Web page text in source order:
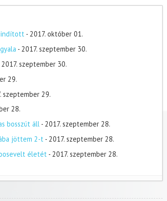
indított - 2017. október 01.
- 2017. szeptember 30.
2017. szeptember 30.
29.
szeptember 29.
28.
bosszút áll - 2017. szeptember 28.
jöttem 2-t - 2017. szeptember 28.
életét - 2017. szeptember 28.